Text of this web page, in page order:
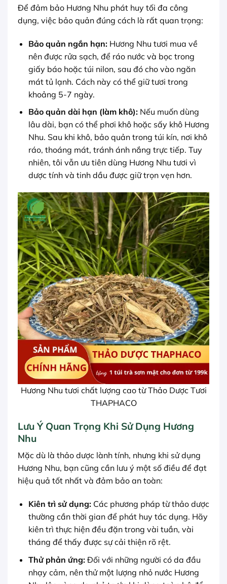
Để đảm bảo Hương Nhu phát huy tối đa công
dụng, việc bảo quản đúng cách là rất quan trọng:
Bảo quản ngắn hạn:Hương Nhu tươi mua về
nên được rửa sạch, để ráo nước và bọc trong
giấy báo hoặc túi nilon, sau đó cho vào ngăn
mát tủ lạnh. Cách này có thể giữ tươi trong
khoảng 5-7 ngày.
Bảo quản dài hạn (làm khô):Nếu muốn dùng
lâu dài, bạn có thể phơi khô hoặc sấy khô Hương
Nhu. Sau khi khô, bảo quản trong túi kín, nơi khô
ráo, thoáng mát, tránh ánh nắng trực tiếp. Tuy
nhiên, tôi vẫn ưu tiên dùng Hương Nhu tươi vì
dược tính và tinh dầu được giữ trọn vẹn hơn.
Hương Nhu tươi chất lượng cao từ Thảo Dược Tươi
THAPHACO
Lưu Ý Quan Trọng Khi Sử Dụng Hương
Nhu
Mặc dù là thảo dược lành tính, nhưng khi sử dụng
Hương Nhu, bạn cũng cần lưu ý một số điều để đạt
hiệu quả tốt nhất và đảm bảo an toàn:
Kiên trì sử dụng:Các phương pháp từ thảo dược
thường cần thời gian để phát huy tác dụng. Hãy
kiên trì thực hiện đều đặn trong vài tuần, vài
tháng để thấy được sự cải thiện rõ rệt.
Thử phản ứng:Đối với những người có da đầu
nhạy cảm, nên thử một lượng nhỏ nước Hương